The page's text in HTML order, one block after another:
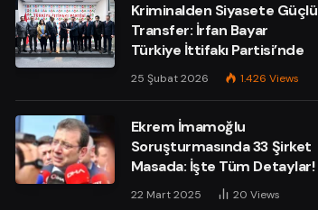
Kriminalden Siyasete Güçlü
Transfer: İrfan Bayar
Türkiye İttifakı Partisi’nde
25 Şubat 2026 1.426 Views
Ekrem İmamoğlu
Soruşturmasında 33 Şirket
Masada: İşte Tüm Detaylar!
22 Mart 2025 20 Views